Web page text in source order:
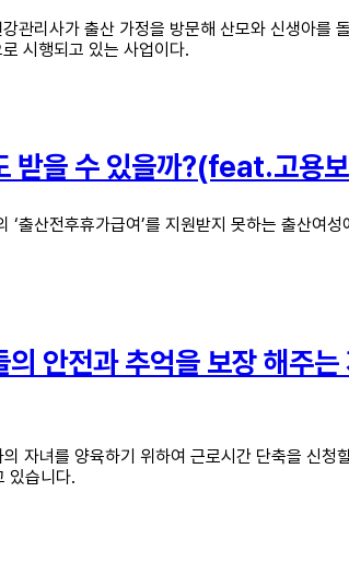
관리사가 출산 가정을 방문해 산모와 신생아를
시행되고 있는 사업이다.
을 수 있을까?(feat.고용
‘출산전후휴가급여’를 지원받지 못하는 출산
안전과 추억을 보장 해주
자녀를 양육하기 위하여 근로시간 단축을 신청
있습니다.